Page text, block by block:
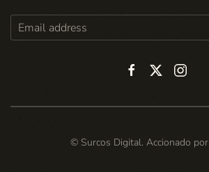
© Surcos Digital. Accionado por